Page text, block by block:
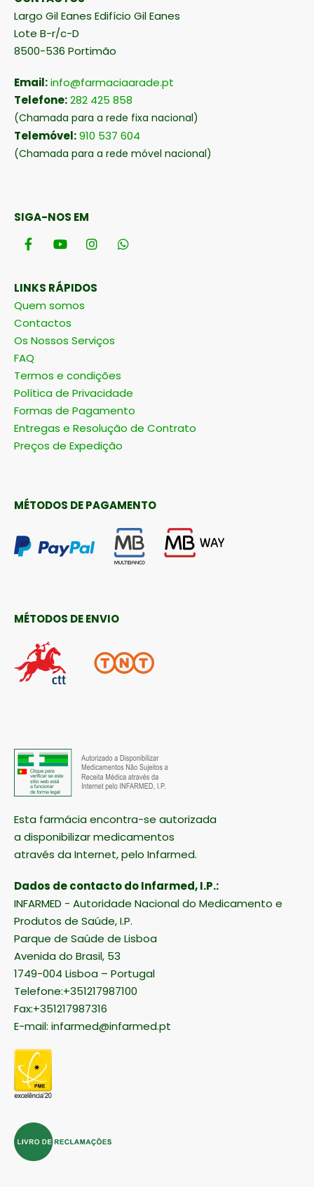
Largo Gil Eanes Edifício Gil Eanes
Lote B-r/c-D
8500-536 Portimão
Email:info@farmaciaarade.pt
Telefone:282 425 858
(Chamada para a rede fixa nacional)
Telemóvel:910 537 604
(Chamada para a rede móvel nacional)
SIGA-NOS EM
LINKS RÁPIDOS
Quem somos
Contactos
Os Nossos Serviços
FAQ
Termos e condições
Política de Privacidade
Formas de Pagamento
Entregas e Resolução de Contrato
Preços de Expedição
MÉTODOS DE PAGAMENTO
MÉTODOS DE ENVIO
Esta farmácia encontra-se autorizada
a disponibilizar medicamentos
através da Internet, pelo Infarmed.
Dados de contacto do Infarmed, I.P.:
INFARMED - Autoridade Nacional do Medicamento e
Produtos de Saúde, I.P.
Parque de Saúde de Lisboa
Avenida do Brasil, 53
1749-004 Lisboa – Portugal
Telefone:+351217987100
Fax:+351217987316
E-mail: infarmed@infarmed.pt